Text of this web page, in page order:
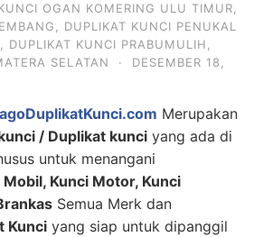
OGAN KOMERING ULU TIMUR,
, DUPLIKAT KUNCI PENUKAL
, DUPLIKAT KUNCI PRABUMULIH,
SELATAN
·
DESEMBER 18,
Merupakan
/ Duplikat kunci yang ada di
untuk menangani
Kunci Motor, Kunci
Semua Merk dan
Kunci yang siap untuk dipanggil